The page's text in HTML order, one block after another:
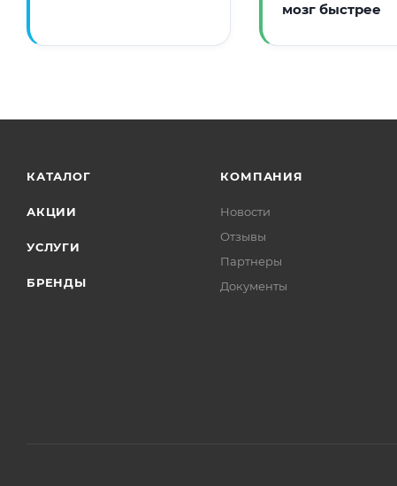
мозг быстрее
КАТАЛОГ
АКЦИИ
УСЛУГИ
БРЕНДЫ
КОМПАНИЯ
Новости
Отзывы
Партнеры
Документы